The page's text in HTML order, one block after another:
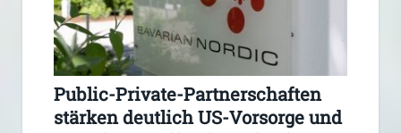
Public-Private-Partnerschaften
stärken deutlich US-Vorsorge und